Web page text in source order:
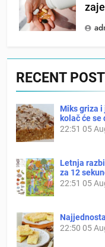
RECENT
Miks griza i
kolač će se
22:51 05
Letnja
za 12
22:51 05
22:50 05